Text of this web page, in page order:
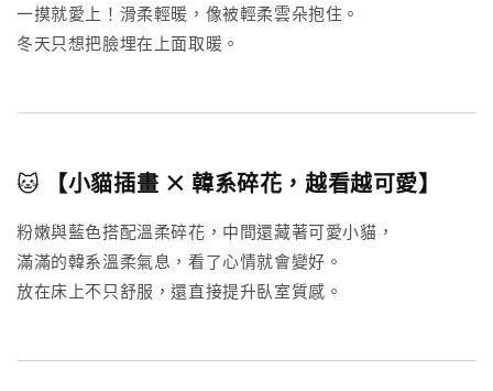
一摸就愛上！滑柔輕暖，像被輕柔雲朵抱住。
冬天只想把臉埋在上面取暖。
🐱 【小貓插畫 × 韓系碎花，越看越可愛】
粉嫩與藍色搭配溫柔碎花，中間還藏著可愛小貓，
滿滿的韓系溫柔氣息，看了心情就會變好。
放在床上不只舒服，還直接提升臥室質感。